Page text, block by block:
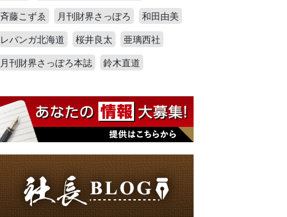
斉藤こずゑ
月刊財界さっぽろ
和田由美
レバンガ北海道
桜井良太
亜璃西社
月刊財界さっぽろ本誌
鈴木直道